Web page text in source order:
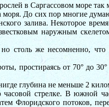
в Саргассовом море так
До сих пор многие
залива. Некоторое
наружным
столь же несомненно,
от 70° до 30°
глубина не меньше 2
стрелке. В южной
Флоридского потоков,